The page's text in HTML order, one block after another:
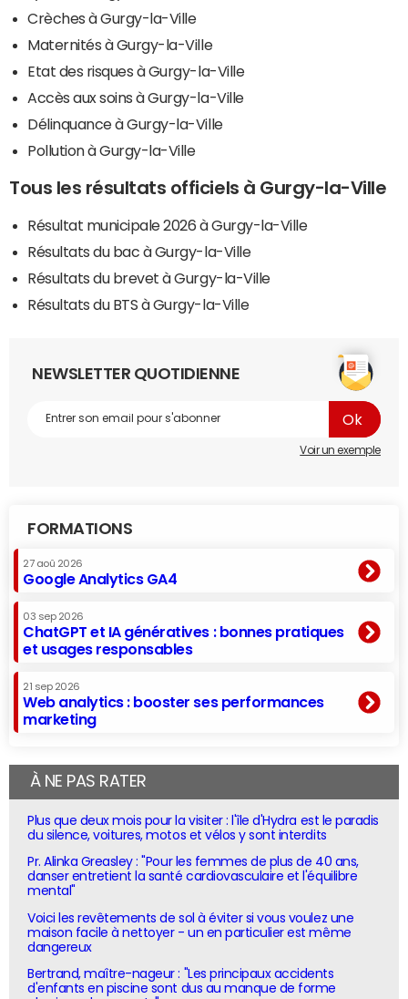
Crèches à Gurgy-la-Ville
Maternités à Gurgy-la-Ville
Etat des risques à Gurgy-la-Ville
Accès aux soins à Gurgy-la-Ville
Délinquance à Gurgy-la-Ville
Pollution à Gurgy-la-Ville
Tous les résultats officiels à Gurgy-la-Ville
Résultat municipale 2026 à Gurgy-la-Ville
Résultats du bac à Gurgy-la-Ville
Résultats du brevet à Gurgy-la-Ville
Résultats du BTS à Gurgy-la-Ville
NEWSLETTER QUOTIDIENNE
Voir un exemple
FORMATIONS
27 aoû 2026
Google Analytics GA4
03 sep 2026
ChatGPT et IA génératives : bonnes pratiques
et usages responsables
21 sep 2026
Web analytics : booster ses performances
marketing
À NE PAS RATER
Plus que deux mois pour la visiter : l'île d'Hydra est le paradis
du silence, voitures, motos et vélos y sont interdits
Pr. Alinka Greasley : "Pour les femmes de plus de 40 ans,
danser entretient la santé cardiovasculaire et l'équilibre
mental"
Voici les revêtements de sol à éviter si vous voulez une
maison facile à nettoyer - un en particulier est même
dangereux
Bertrand, maître-nageur : "Les principaux accidents
d'enfants en piscine sont dus au manque de forme